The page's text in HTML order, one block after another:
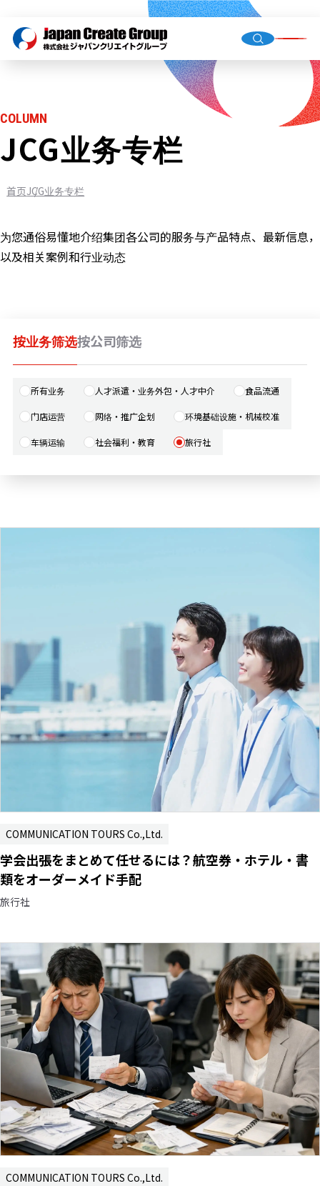
总经理
公司概
集团公
环境基
新闻
咨询
COLUMN
JCG业务专栏
首页JCG业务专栏
为您通俗易懂地介绍集团各公司的服务与产品特点、最新信息，
以及相关案例和行业动态
按业务筛选按公司筛选
所有业务 人才派遣・业务外包・人才中介 食品流通
门店运营 网络・推广企划 环境基础设施・机械校准
车辆运输 社会福利・教育 旅行社
COMMUNICATION TOURS Co.,Ltd.
学会出張をまとめて任せるには？航空券・ホテル・書
類をオーダーメイド手配
旅行社
COMMUNICATION TOURS Co.,Ltd.